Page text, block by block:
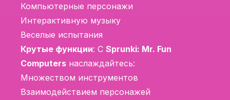
Компьютерные персонажи
Интерактивную музыку
Веселые испытания
Крутые функции: С Sprunki: Mr. Fun
Computers наслаждайтесь:
Множеством инструментов
Взаимодействием персонажей